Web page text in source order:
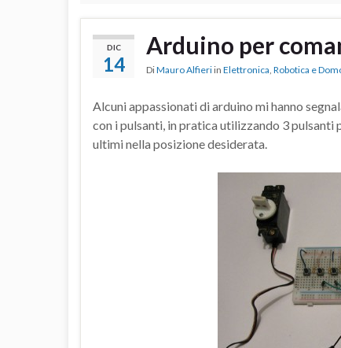
DIC
14
Arduino per
DiMauro Alfieri in Elettronica, Robotica e
Alcuni appassionati di arduino mi hanno
con i pulsanti, in pratica utilizzando 3
ultimi nella posizione desiderata.